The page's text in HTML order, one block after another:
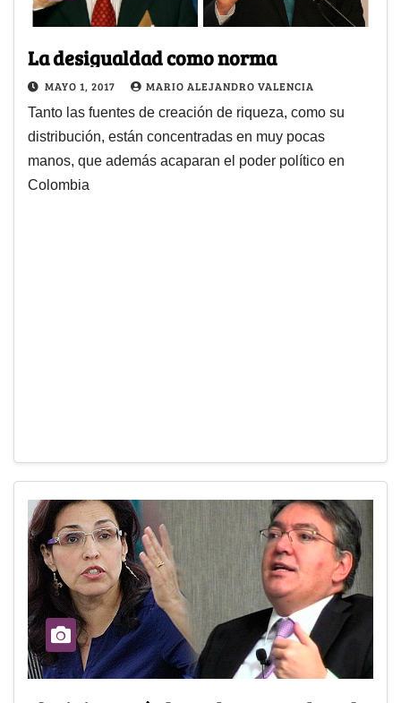
La desigualdad como norma
MAYO 1, 2017 MARIO ALEJANDRO VALENCIA
Tanto las fuentes de creación de riqueza, como su
distribución, están concentradas en muy pocas
manos, que además acaparan el poder político en
Colombia